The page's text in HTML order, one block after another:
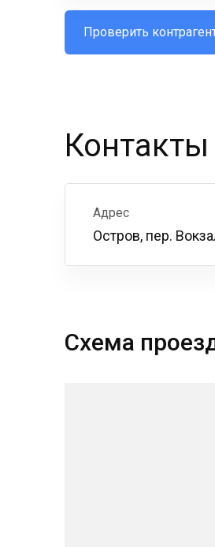
Проверить
Контакты
Адрес
Остров, пер.
Схема